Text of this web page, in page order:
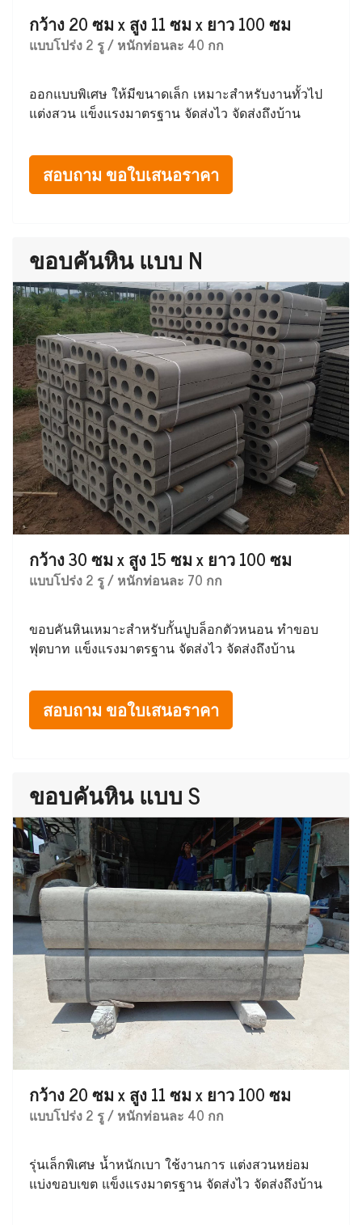
กว้าง 20 ซม x สูง 11 ซม x ยาว 100 ซม
แบบโปร่ง 2 รู / หนักท่อนละ 40 กก
ออกแบบพิเศษ ให้มีขนาดเล็ก เหมาะสำหรับงานทั้วไป
แต่งสวน แข็งแรงมาตรฐาน จัดส่งไว จัดส่งถึงบ้าน
สอบถาม ขอใบเสนอราคา
ขอบคันหิน แบบ N
กว้าง 30 ซม x สูง 15 ซม x ยาว 100 ซม
แบบโปร่ง 2 รู / หนักท่อนละ 70 กก
ขอบคันหินเหมาะสำหรับกั้นปูบล็อกตัวหนอน ทำขอบ
ฟุตบาท แข็งแรงมาตรฐาน จัดส่งไว จัดส่งถึงบ้าน
สอบถาม ขอใบเสนอราคา
ขอบคันหิน แบบ S
กว้าง 20 ซม x สูง 11 ซม x ยาว 100 ซม
แบบโปร่ง 2 รู / หนักท่อนละ 40 กก
รุ่นเล็กพิเศษ น้ำหนักเบา ใช้งานการ แต่งสวนหย่อม
แบ่งขอบเขต แข็งแรงมาตรฐาน จัดส่งไว จัดส่งถึงบ้าน